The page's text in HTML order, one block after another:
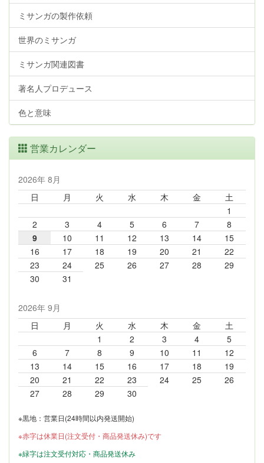
ミサンガの製作依頼
世界のミサンガ
ミサンガ関連図書
著名人プロデュース
色と意味
営業カレンダー
2026年 8月
日
月 火 水 木 金
土
1
2
3 4 5 6 7
8
9
10 11 12 13 14
15
16
17 18 19 20 21
22
23
24 25 26 27 28
29
30
31
2026年 9月
日
月 火 水 木 金
土
1
2 3 4
5
6
7 8 9 10 11
12
13
14 15 16 17 18
19
20
21 22 23 24 25
26
27
28 29 30
※黒地：営業日(24時間以内発送開始)
※赤字は休業日(注文受付・商品発送休み)です
※緑字は注文受付対応・商品発送休み